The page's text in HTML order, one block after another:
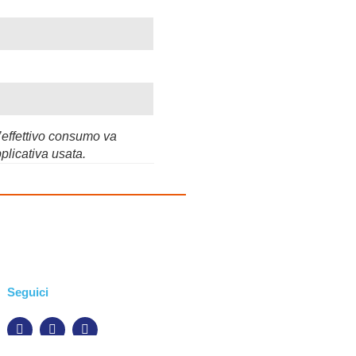
consumo va
usata.
Seguici